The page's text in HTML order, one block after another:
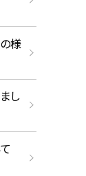
様
し